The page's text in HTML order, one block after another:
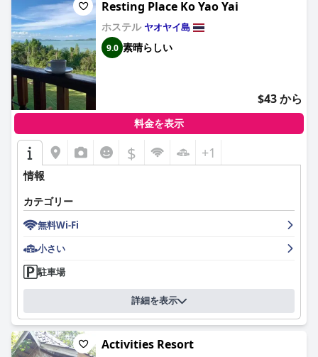
Resting Place Ko Yao Yai
ホステル ヤオヤイ島
9.0 素晴らしい
$43 から
料金を表示
$ +1
情報
カテゴリー
無料Wi-Fi
小さい
駐車場
詳細を表示
Activities Resort